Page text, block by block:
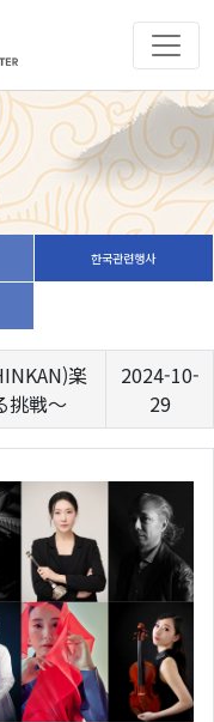
한국관련행사
楽
挑戦～
2024-10-
29